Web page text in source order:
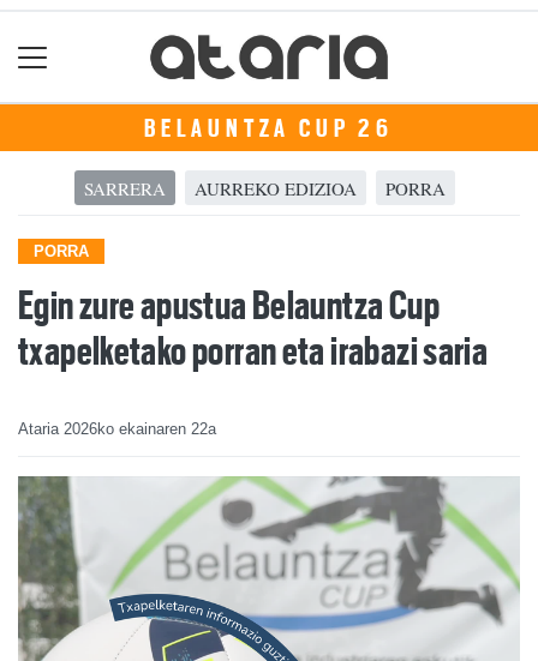
BELAUNTZA CUP 26
SARRERA AURREKO EDIZIOA PORRA
PORRA
Egin zure apustua Belauntza Cup
txapelketako porran eta irabazi saria
Ataria 2026ko ekainaren 22a